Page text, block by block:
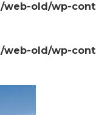
old/wp-
old/wp-